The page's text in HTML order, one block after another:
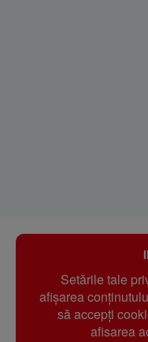
Setările tale
afișarea
să accepți
afisarea